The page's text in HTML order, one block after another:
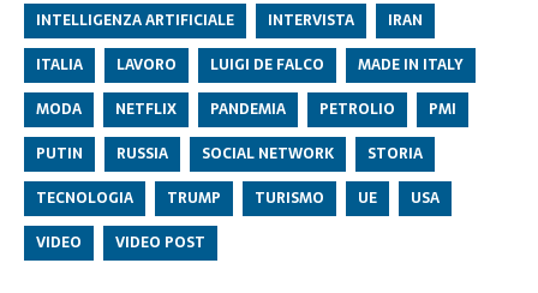
INTELLIGENZA ARTIFICIALE
INTERVISTA
IRAN
ITALIA
LAVORO LUIGI DE FALCO
MADE IN ITALY
MODA
NETFLIX PANDEMIA PETROLIO
PMI
PUTIN
RUSSIA SOCIAL NETWORK
STORIA
TECNOLOGIA
TRUMP TURISMO UE
USA
VIDEO
VIDEO POST